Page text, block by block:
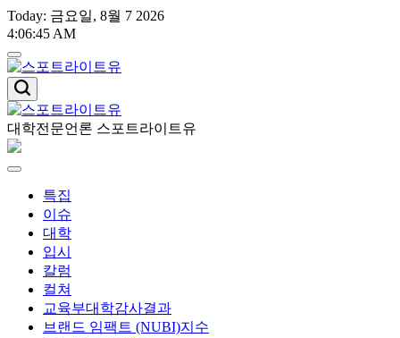
Skip
to
Today: 금요일, 8월 7 2026
4:06:46 AM
스
포
트
라
스
포
트
라
이
대학전문언론 스포트라이트유
Menu
특집
이슈
대학
입시
칼럼
컬쳐
교육부대학감사결과
브랜드 임팩트 (NUBI)지수